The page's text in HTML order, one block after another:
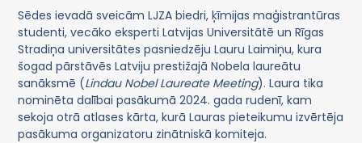
Sēdes ievadā sveicām LJZA biedri, ķīmijas maģistrantūras
studenti, vecāko eksperti Latvijas Universitātē un Rīgas
Stradiņa universitātes pasniedzēju Lauru Laimiņu, kura
šogad pārstāvēs Latviju prestižajā Nobela laureātu
sanāksmē (Lindau Nobel Laureate Meeting). Laura tika
nominēta dalībai pasākumā 2024. gada rudenī, kam
sekoja otrā atlases kārta, kurā Lauras pieteikumu izvērtēja
pasākuma organizatoru zinātniskā komiteja.